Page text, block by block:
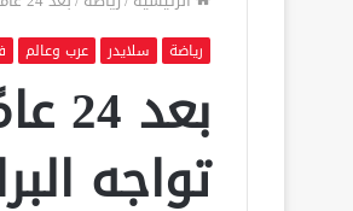
رياضة سلايدر عرب وعالم
تواجه